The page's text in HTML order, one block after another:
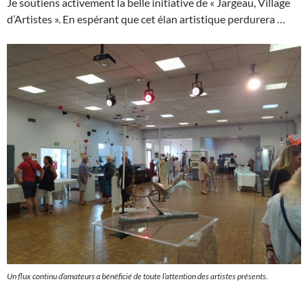
d’Artistes ». En espérant que cet élan artistique perdurera …
Un flux continu d’amateurs a bénéficié de toute l’attention des artistes présents.